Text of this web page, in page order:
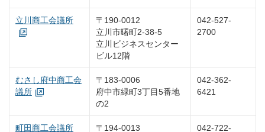
立川商工会議所
〒190-0012
立川市曙町2-38-5
立川ビジネスセンター
ビル12階
042-527-
2700
むさし府中商工会
議所
〒183-0006
府中市緑町3丁目5番地
の2
042-362-
6421
町田商工会議所 〒194-0013 042-722-